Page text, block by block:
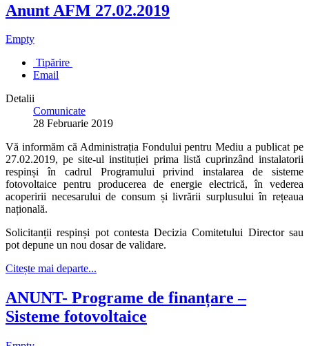
Anunt AFM 27.02.2019
Empty
Tipărire
Email
Detalii
Comunicate
28 Februarie 2019
Vă informăm că Administrația Fondului pentru Mediu a publicat pe
27.02.2019, pe site-ul instituției prima listă cuprinzând instalatorii
respinși în cadrul Programului privind instalarea de sisteme
fotovoltaice pentru producerea de energie electrică, în vederea
acoperirii necesarului de consum și livrării surplusului în rețeaua
națională.
Solicitanții respinși pot contesta Decizia Comitetului Director sau
pot depune un nou dosar de validare.
Citește mai departe...
ANUNT- Programe de finanțare –
Sisteme fotovoltaice